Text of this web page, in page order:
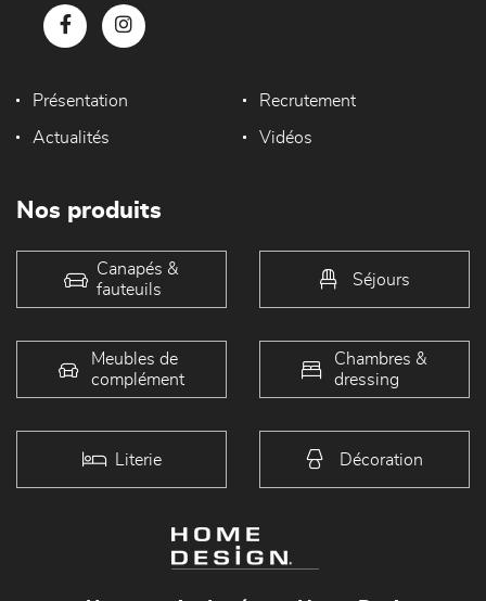
Présentation Recrutement
Actualités Vidéos
Nos produits
Canapés &
fauteuils
Séjours
Meubles de
complément
Chambres &
dressing
Literie Décoration